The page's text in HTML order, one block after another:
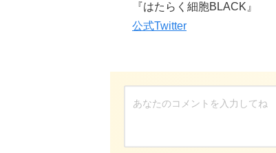
『はたらく細胞BLACK』
公式Twitter